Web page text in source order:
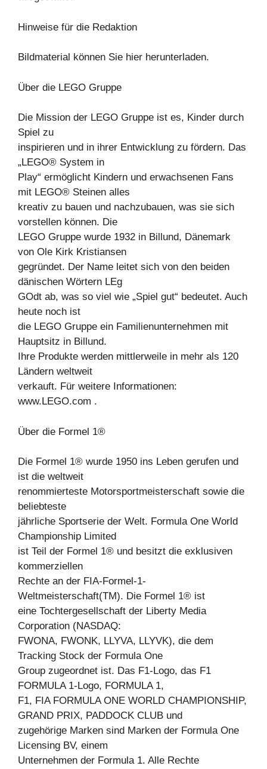
Hinweise für die Redaktion
Bildmaterial können Sie hier herunterladen.
Über die LEGO Gruppe
Die Mission der LEGO Gruppe ist es, Kinder durch
Spiel zu
inspirieren und in ihrer Entwicklung zu fördern. Das
„LEGO® System in
Play“ ermöglicht Kindern und erwachsenen Fans
mit LEGO® Steinen alles
kreativ zu bauen und nachzubauen, was sie sich
vorstellen können. Die
LEGO Gruppe wurde 1932 in Billund, Dänemark
von Ole Kirk Kristiansen
gegründet. Der Name leitet sich von den beiden
dänischen Wörtern LEg
GOdt ab, was so viel wie „Spiel gut“ bedeutet. Auch
heute noch ist
die LEGO Gruppe ein Familienunternehmen mit
Hauptsitz in Billund.
Ihre Produkte werden mittlerweile in mehr als 120
Ländern weltweit
verkauft. Für weitere Informationen:
www.LEGO.com .
Über die Formel 1®
Die Formel 1® wurde 1950 ins Leben gerufen und
ist die weltweit
renommierteste Motorsportmeisterschaft sowie die
beliebteste
jährliche Sportserie der Welt. Formula One World
Championship Limited
ist Teil der Formel 1® und besitzt die exklusiven
kommerziellen
Rechte an der FIA-Formel-1-
Weltmeisterschaft(TM). Die Formel 1® ist
eine Tochtergesellschaft der Liberty Media
Corporation (NASDAQ:
FWONA, FWONK, LLYVA, LLYVK), die dem
Tracking Stock der Formula One
Group zugeordnet ist. Das F1-Logo, das F1
FORMULA 1-Logo, FORMULA 1,
F1, FIA FORMULA ONE WORLD CHAMPIONSHIP,
GRAND PRIX, PADDOCK CLUB und
zugehörige Marken sind Marken der Formula One
Licensing BV, einem
Unternehmen der Formula 1. Alle Rechte